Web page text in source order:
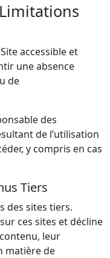
accessible et
une absence
de
des
de l’utilisation
y compris en cas
Tiers
des sites tiers.
ces sites et décline
leur
matière de